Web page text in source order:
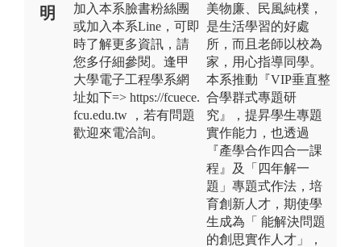
明
加入本系臉書粉絲團
或加入本系Line，可即
時了解更多資訊，請
您多仔細參閱。逢甲
大學電子工程學系網
址如下=> https://fcuece.
fcu.edu.tw ，若有問題
歡迎來電洽詢。
美物廉、民風純樸，
是生活學習的好處
所，而且老師以校為
家，用心指導同學。
本系推動『VIP垂直整
合學群式專題研
究』，提昇學生專題
實作能力，也透過
『產學合作四合一課
程』及「四年解一
題」專題式作法，培
育創新人才，期使學
生成為「 能解決問題
的創思實作人才」，